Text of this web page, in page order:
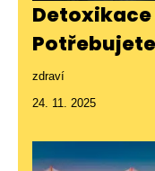
zdraví
24. 11. 2025